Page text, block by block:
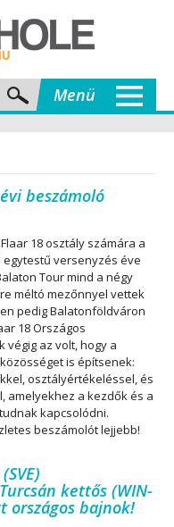
Menü
beszámoló
18 osztály számára a
egytestű versenyzés éve
Tour mind a négy
méltó mezőnnyel vettek
pedig Balatonföldváron
18 Országos
végig az volt, hogy a
is építsenek:
osztályértékeléssel, és
amelyekhez a kezdők és a
kapcsolódni.
beszámolót lejjebb!
kettős (WIN-
országos bajnok!